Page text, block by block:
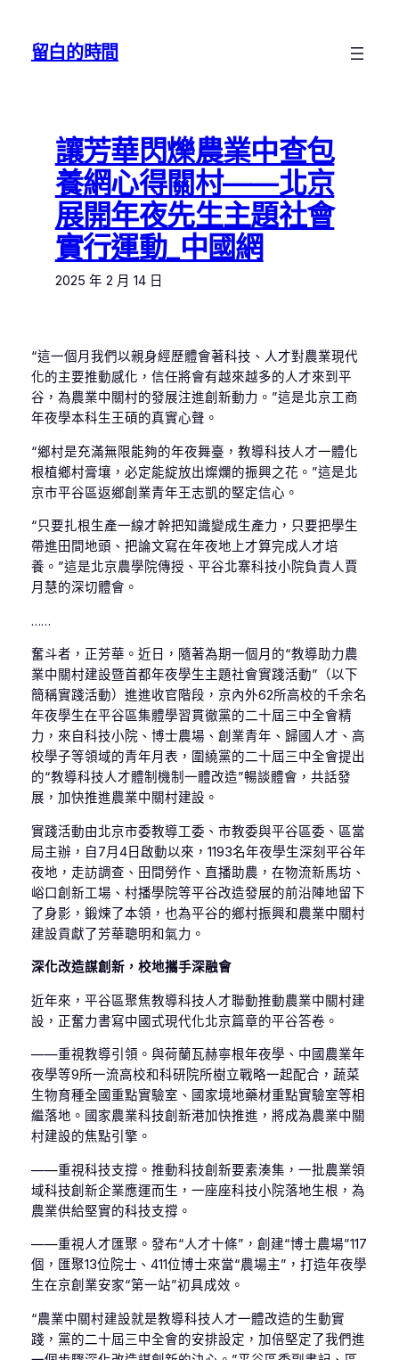
留白的時間
讓芳華閃爍農業中查包
養網心得關村——北京
展開年夜先生主題社會
實行運動_中國網
2025 年 2 月 14 日
“這一個月我們以親身經歷體會著科技、人才對農業現代
化的主要推動感化，信任將會有越來越多的人才來到平
谷，為農業中關村的發展注進創新動力。”這是北京工商
年夜學本科生王碩的真實心聲。
“鄉村是充滿無限能夠的年夜舞臺，教導科技人才一體化
根植鄉村膏壤，必定能綻放出燦爛的振興之花。”這是北
京市平谷區返鄉創業青年王志凱的堅定信心。
“只要扎根生產一線才幹把知識變成生產力，只要把學生
帶進田間地頭、把論文寫在年夜地上才算完成人才培
養。”這是北京農學院傳授、平谷北寨科技小院負責人賈
月慧的深切體會。
……
奮斗者，正芳華。近日，隨著為期一個月的“教導助力農
業中關村建設暨首都年夜學生主題社會實踐活動”（以下
簡稱實踐活動）進進收官階段，京內外62所高校的千余名
年夜學生在平谷區集體學習貫徹黨的二十屆三中全會精
力，來自科技小院、博士農場、創業青年、歸國人才、高
校學子等領域的青年月表，圍繞黨的二十屆三中全會提出
的“教導科技人才體制機制一體改造”暢談體會，共話發
展，加快推進農業中關村建設。
實踐活動由北京市委教導工委、市教委與平谷區委、區當
局主辦，自7月4日啟動以來，1193名年夜學生深刻平谷年
夜地，走訪調查、田間勞作、直播助農，在物流新馬坊、
峪口創新工場、村播學院等平谷改造發展的前沿陣地留下
了身影，鍛煉了本領，也為平谷的鄉村振興和農業中關村
建設貢獻了芳華聰明和氣力。
深化改造謀創新，校地攜手深融會
近年來，平谷區聚焦教導科技人才聯動推動農業中關村建
設，正奮力書寫中國式現代化北京篇章的平谷答卷。
——重視教導引領。與荷蘭瓦赫寧根年夜學、中國農業年
夜學等9所一流高校和科研院所樹立戰略一起配合，蔬菜
生物育種全國重點實驗室、國家境地藥材重點實驗室等相
繼落地。國家農業科技創新港加快推進，將成為農業中關
村建設的焦點引擎。
——重視科技支撐。推動科技創新要素湊集，一批農業領
域科技創新企業應運而生，一座座科技小院落地生根，為
農業供給堅實的科技支撐。
——重視人才匯聚。發布“人才十條”，創建“博士農場”117
個，匯聚13位院士、411位博士來當“農場主”，打造年夜學
生在京創業安家“第一站”初具成效。
“農業中關村建設就是教導科技人才一體改造的生動實
踐，黨的二十屆三中全會的安排設定，加倍堅定了我們進